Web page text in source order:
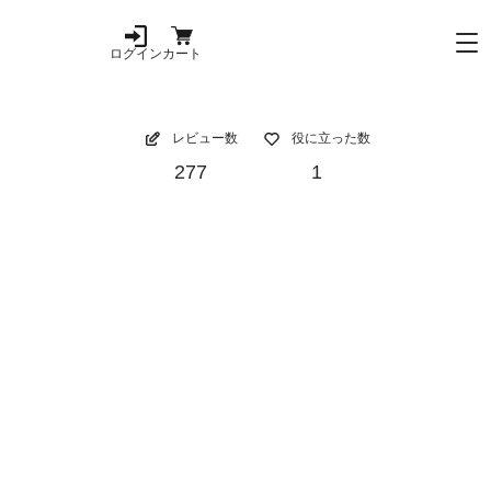
ログインカート
レビュー数
277
役に立った数
1